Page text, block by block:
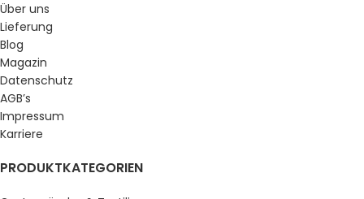
Über uns
Lieferung
Blog
Magazin
Datenschutz
AGB’s
Impressum
Karriere
PRODUKTKATEGORIEN